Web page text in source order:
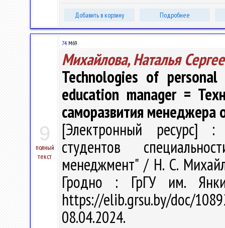
Добавить в корзину Подробнее
9
полный
текст
74 M69
Михайлова, Наталья
Technologies of
education manager =
саморазвития менеджера
[Электронный ресурс] :
студентов
менеджмент" / Н. С.
Гродно : ГрГУ им.
https://elib.grsu.by/doc/
08.04.2024.